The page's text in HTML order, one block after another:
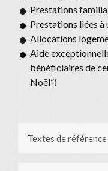
Prestations
Prestations liées à
Allocations
Aide
bénéficiaires de
Noël”)
Textes de référence